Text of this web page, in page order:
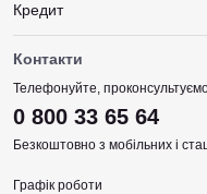
Кредит
Контакти
Телефонуйте,
0 800 33 65 64
Безкоштовно з мобільних і
Графік роботи